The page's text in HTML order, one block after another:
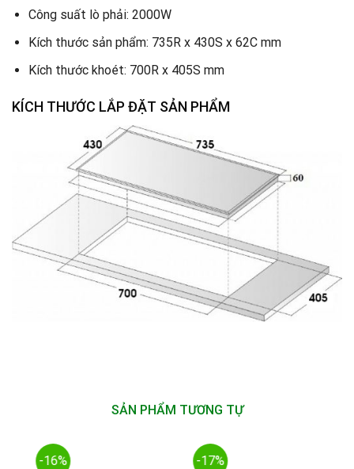
Công suất lò phải: 2000W
Kích thước sản phẩm: 735R x 430S x 62C mm
Kích thước khoét: 700R x 405S mm
KÍCH THƯỚC LẮP ĐẶT SẢN PHẨM
SẢN PHẨM TƯƠNG TỰ
-16% -17%